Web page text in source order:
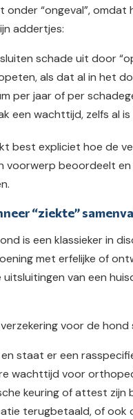
onder “ongeval”,
addertjes:
schade uit door
als dat al in het
per jaar of per
een wachttijd, zelfs al
best expliciet hoe de
voorwerp beoordeelt
“ziekte”
is een klassieker in
met erfelijke of
van een
voor de
staat er een
wachttijd voor
keuring of attest zijn
terugbetaald, of ook